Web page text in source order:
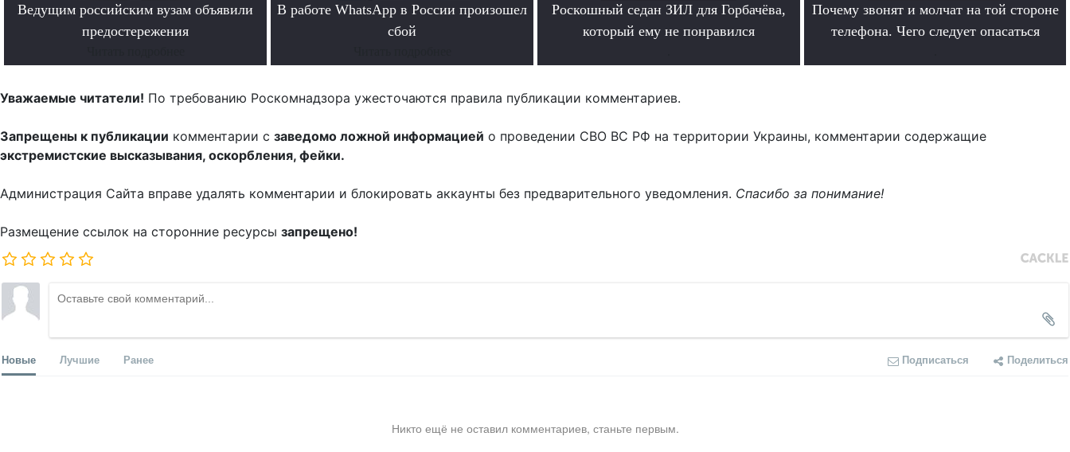
Ведущим российским вузам объявили
предостережения
В работе WhatsApp в России произошел
сбой
Роскошный седан ЗИЛ для Горбачёва,
который ему не понравился
Почему звонят и молчат на той стороне
телефона. Чего следует опасаться
Уважаемые читатели! По требованию Роскомнадзора ужесточаются правила публикации комментариев.
Запрещены к публикации комментарии с заведомо ложной информацией о проведении СВО ВС РФ на территории Украины, комментарии содержащие
экстремистские высказывания, оскорбления, фейки.
Администрация Сайта вправе удалять комментарии и блокировать аккаунты без предварительного уведомления. Спасибо за понимание!
Размещение ссылок на сторонние ресурсы запрещено!
Новые Лучшие Ранее Подписаться Поделиться
Никто ещё не оставил комментариев, станьте первым.